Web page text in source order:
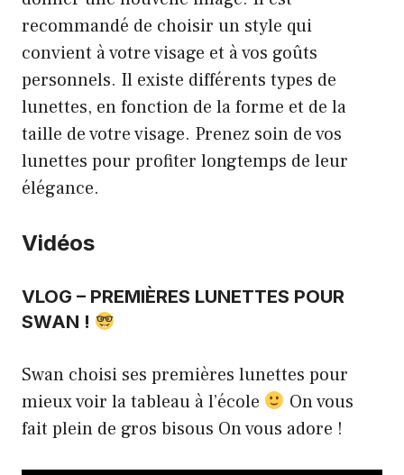
recommandé de choisir un style qui
convient à votre visage et à vos goûts
personnels. Il existe différents types de
lunettes, en fonction de la forme et de la
taille de votre visage. Prenez soin de vos
lunettes pour profiter longtemps de leur
élégance.
Vidéos
VLOG – PREMIÈRES LUNETTES POUR
SWAN !
Swan choisi ses premières lunettes pour
mieux voir la tableau à l’école
On vous
fait plein de gros bisous On vous adore !